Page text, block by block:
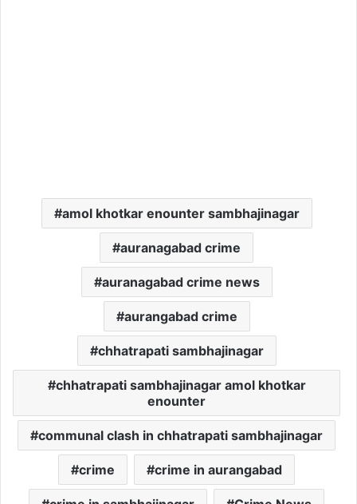
amol khotkar enounter sambhajinagar
auranagabad crime
auranagabad crime news
aurangabad crime
chhatrapati sambhajinagar
chhatrapati sambhajinagar amol khotkar
enounter
communal clash in chhatrapati sambhajinagar
crime crime in aurangabad